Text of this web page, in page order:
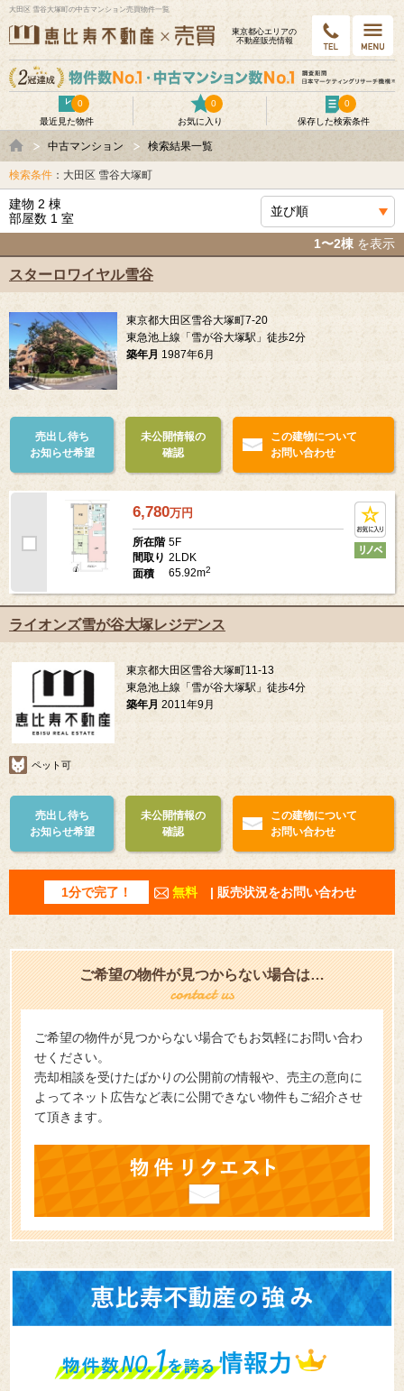
大田区 雪谷大塚町の中古マンション売買物件一覧
東京都⼼エリアの
不動産販売情報
最近見た物件
0
お気に入り
0
保存した検索条件
0
中古マンション 検索結果一覧
検索条件 ：大田区 雪谷大塚町
建物 2 棟
部屋数 1 室
1〜2棟 を表示
スターロワイヤル雪谷
東京都大田区雪谷大塚町7-20
東急池上線「雪が谷大塚駅」徒歩2分
築年月 1987年6月
売出し待ち
お知らせ希望
未公開情報の
確認
この建物について
お問い合わせ
6,780万円
所在階 5F
間取り 2LDK
面積
65.92m2
ライオンズ雪が谷大塚レジデンス
東京都大田区雪谷大塚町11-13
東急池上線「雪が谷大塚駅」徒歩4分
築年月 2011年9月
ペット可
売出し待ち
お知らせ希望
未公開情報の
確認
この建物について
お問い合わせ
1分で完了！ 無料 | 販売状況をお問い合わせ
ご希望の物件が見つからない場合は…
ご希望の物件が見つからない場合でもお気軽にお問い合わ
せください。
売却相談を受けたばかりの公開前の情報や、売主の意向に
よってネット広告など表に公開できない物件もご紹介させ
て頂きます。